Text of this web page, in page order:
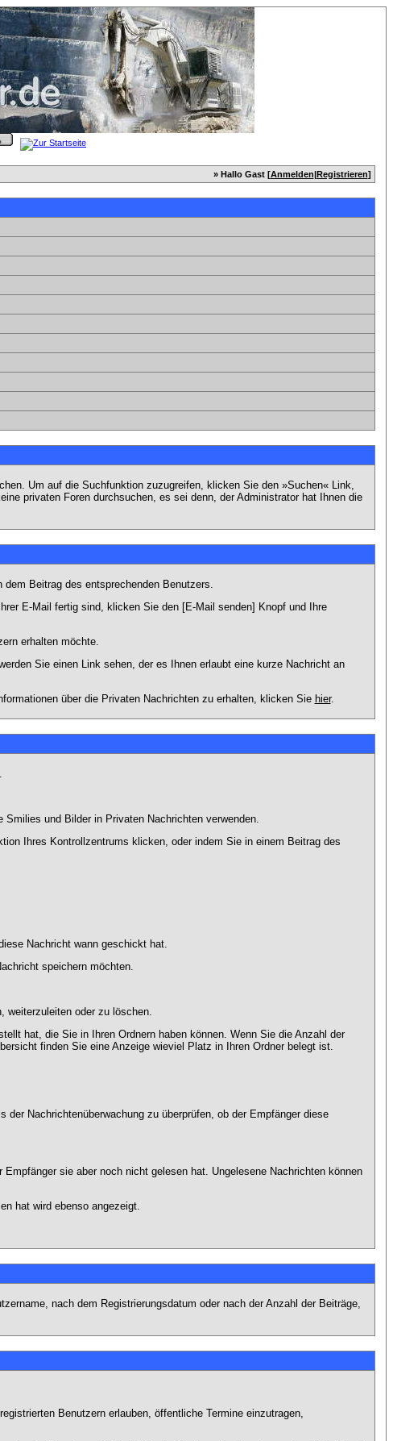
» Hallo Gast [Anmelden|Registrieren]
Um auf die Suchfunktion zuzugreifen, klicken Sie den »Suchen« Link,
privaten Foren durchsuchen, es sei denn, der Administrator hat Ihnen die
dem Beitrag des entsprechenden Benutzers.
E-Mail fertig sind, klicken Sie den [E-Mail senden] Knopf und Ihre
erhalten möchte.
Sie einen Link sehen, der es Ihnen erlaubt eine kurze Nachricht an
über die Privaten Nachrichten zu erhalten, klicken Sie hier.
und Bilder in Privaten Nachrichten verwenden.
Ihres Kontrollzentrums klicken, oder indem Sie in einem Beitrag des
Nachricht wann geschickt hat.
speichern möchten.
weiterzuleiten oder zu löschen.
hat, die Sie in Ihren Ordnern haben können. Wenn Sie die Anzahl der
finden Sie eine Anzeige wieviel Platz in Ihren Ordner belegt ist.
Nachrichtenüberwachung zu überprüfen, ob der Empfänger diese
sie aber noch nicht gelesen hat. Ungelesene Nachrichten können
hat wird ebenso angezeigt.
nach dem Registrierungsdatum oder nach der Anzahl der Beiträge,
Benutzern erlauben, öffentliche Termine einzutragen,